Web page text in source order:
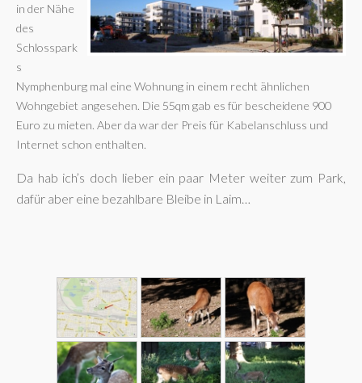
in der Nähe
des
Schlosspark
s
Nymphenburg mal eine Wohnung in einem recht ähnlichen
Wohngebiet angesehen. Die 55qm gab es für bescheidene 900
Euro zu mieten. Aber da war der Preis für Kabelanschluss und
Internet schon enthalten.
Da hab ich’s doch lieber ein paar Meter weiter zum Park,
dafür aber eine bezahlbare Bleibe in Laim…